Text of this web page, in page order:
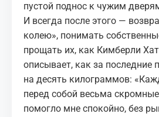
пустой поднос к чужим
И всегда после этого —
колею», понимать
прощать их, как Кимберли
описывает, как за последние
на десять килограммов:
перед собой весьма
помогло мне спокойно, без